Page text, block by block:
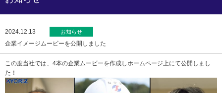
2024.12.13 お知らせ
企業イメージムービーを公開しました
この度当社では、4本の企業ムービーを作成しホームページ上にて公開しまし
た！